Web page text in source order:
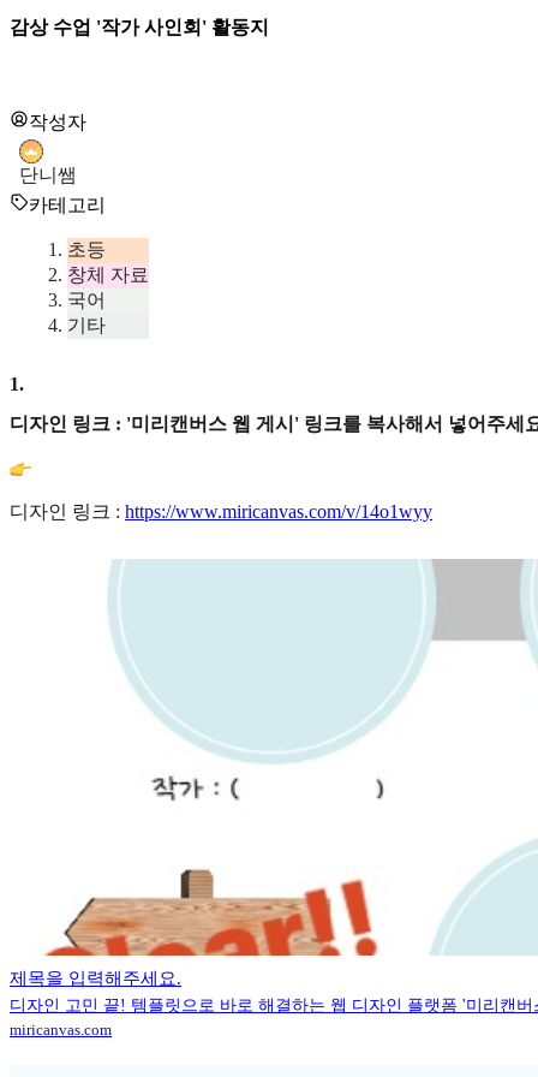
감상 수업 '작가 사인회' 활동지
작성자
단니쌤
카테고리
초등
창체 자료
국어
기타
1.
디자인 링크 : '미리캔버스 웹 게시' 링크를 복사해서 넣어주세
디자인 링크 : https://www.miricanvas.com/v/14o1wyy
제목을 입력해주세요.
디자인 고민 끝! 템플릿으로 바로 해결하는 웹 디자인 플랫폼 '미리캔버
miricanvas.com